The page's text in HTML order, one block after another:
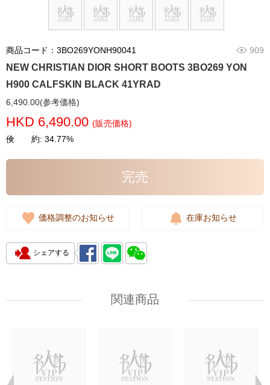
商品コード：3BO269YONH90041 909
NEW CHRISTIAN DIOR SHORT BOOTS 3BO269 YON
H900 CALFSKIN BLACK 41YRAD
6,490.00(参考価格)
HKD 6,490.00 (販売価格)
倹 約: 34.77%
完売
価格調整のお知らせ 在庫お知らせ
シェアする
関連商品